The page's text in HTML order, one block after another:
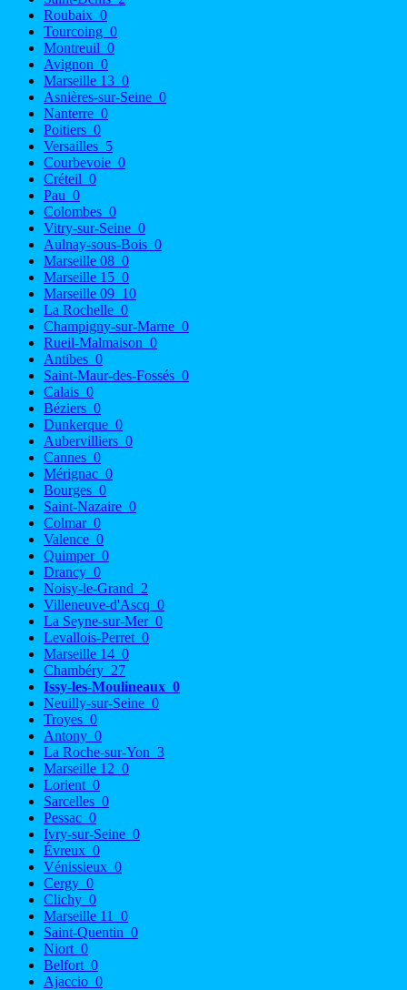
Roubaix 0
Tourcoing 0
Montreuil 0
Avignon 0
Marseille 13 0
Asnières-sur-Seine 0
Nanterre 0
Poitiers 0
Versailles 5
Courbevoie 0
Créteil 0
Pau 0
Colombes 0
Vitry-sur-Seine 0
Aulnay-sous-Bois 0
Marseille 08 0
Marseille 15 0
Marseille 09 10
La Rochelle 0
Champigny-sur-Marne 0
Rueil-Malmaison 0
Antibes 0
Saint-Maur-des-Fossés 0
Calais 0
Béziers 0
Dunkerque 0
Aubervilliers 0
Cannes 0
Mérignac 0
Bourges 0
Saint-Nazaire 0
Colmar 0
Valence 0
Quimper 0
Drancy 0
Noisy-le-Grand 2
Villeneuve-d'Ascq 0
La Seyne-sur-Mer 0
Levallois-Perret 0
Marseille 14 0
Chambéry 27
Issy-les-Moulineaux 0
Neuilly-sur-Seine 0
Troyes 0
Antony 0
La Roche-sur-Yon 3
Marseille 12 0
Lorient 0
Sarcelles 0
Pessac 0
Ivry-sur-Seine 0
Évreux 0
Vénissieux 0
Cergy 0
Clichy 0
Marseille 11
0
Saint-Quentin 0
Niort 0
Belfort 0
Ajaccio 0